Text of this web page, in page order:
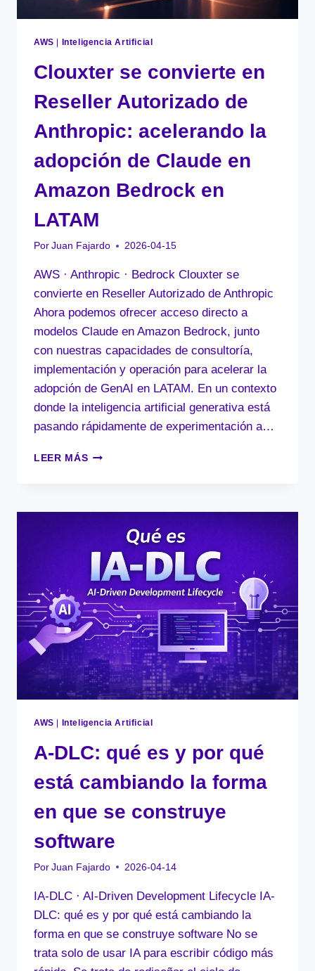
AWS Inteligencia Artificial
Clouxter se convierte en
Reseller Autorizado de
Anthropic: acelerando la
adopción de Claude en
Amazon Bedrock en
LATAM
Por Juan Fajardo 2026-04-15
AWS · Anthropic · Bedrock Clouxter se
convierte en Reseller Autorizado de Anthropic
Ahora podemos ofrecer acceso directo a
modelos Claude en Amazon Bedrock, junto
con nuestras capacidades de consultoría,
implementación y operación para acelerar la
adopción de GenAI en LATAM. En un contexto
donde la inteligencia artificial generativa está
pasando rápidamente de experimentación a…
LEER MÁS CLOUXTER
RESELLER
AUTORIZADO
ANTHROPIC:
ACELERANDO
LA
ADOPCIÓN
DE
CLAUDE
EN
AMAZON
BEDROCK
EN
AWS | Inteligencia Artificial
A-DLC: qué es y por qué
está cambiando la forma
en que se construye
software
Por Juan Fajardo 2026-04-14
IA-DLC · AI-Driven Development Lifecycle IA-
DLC: qué es y por qué está cambiando la
forma en que se construye software No se
trata solo de usar IA para escribir código más